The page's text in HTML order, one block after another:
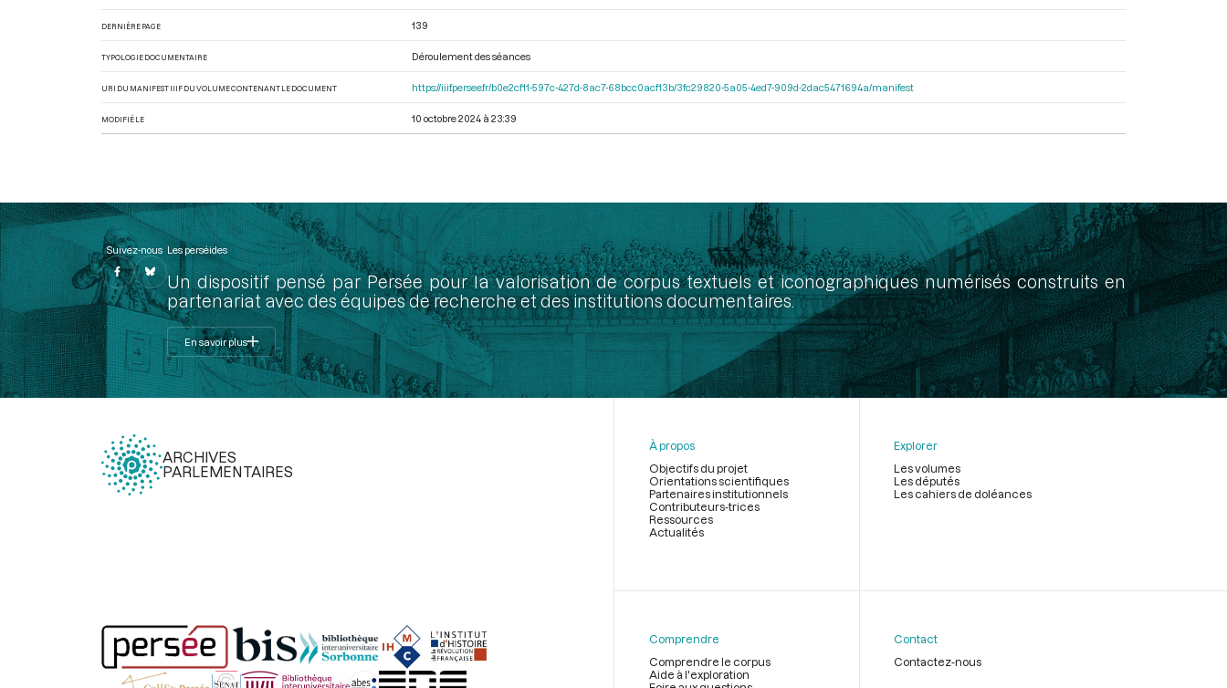
DERNIÈRE PAGE 139
TYPOLOGIE DOCUMENTAIRE Déroulement des séances
URI DU MANIFEST IIIF DU VOLUME CONTENANT LE DOCUMENT https://iiif.persee.fr/b0e2cf11-597c-427d-8ac7-68bcc0acf13b/3fc29820-5a05-4ed7-909d-2dac5471694a/manifest
MODIFIÉ LE 10 octobre 2024 à 23:39
Suivez-nous Les perséides
Un dispositif pensé par Persée pour la valorisation de corpus textuels et iconographiques numérisés construits en
partenariat avec des équipes de recherche et des institutions documentaires.
En savoir plus
ARCHIVES
PARLEMENTAIRES
page
À propos
Objectifs du projet
Orientations scientifiques
Partenaires institutionnels
Contributeurs-trices
Ressources
Actualités
Explorer
Les volumes
Les députés
Les cahiers de doléances
Comprendre
Comprendre le corpus
Aide à l'exploration
Contact
Contactez-nous